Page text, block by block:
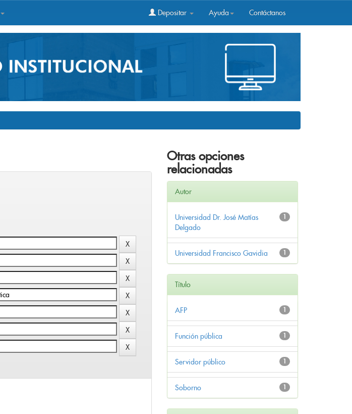
Depositar Ayuda Contáctanos
Otras opciones
relacionadas
Autor
1
Universidad Dr. José Matías
Delgado
1
Universidad Francisco Gavidia
Título
1
AFP
1
Función pública
1
Servidor público
1
Soborno